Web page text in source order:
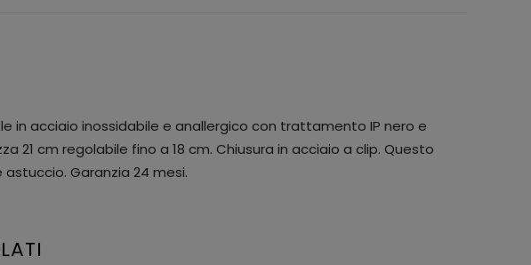
in acciaio inossidabile e anallergico con trattamento IP nero e
21 cm regolabile fino a 18 cm. Chiusura in acciaio a clip. Questo
Garanzia 24 mesi.